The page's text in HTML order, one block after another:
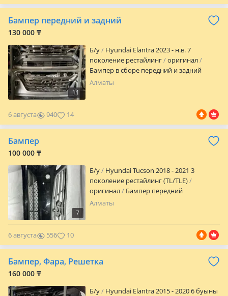
Бампер передний и задний
130 000 ₸
11
Б/y
Hyundai Elantra 2023 - н.в. 7
поколение рестайлинг
оригинал
Бампер в сборе передний и задний
Алматы
6 августа 940 14
Бампер
100 000 ₸
7
Б/y
Hyundai Tucson 2018 - 2021 3
поколение рестайлинг (TL/TLE)
оригинал
Бампер передний
Алматы
6 августа 556 10
Бампер, Фара, Решетка
160 000 ₸
Б/y
Hyundai Elantra 2015 - 2020 6 буыны